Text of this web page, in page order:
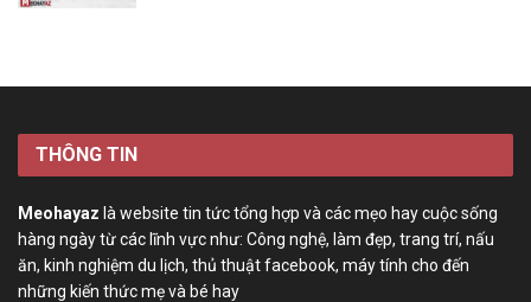
THÔNG TIN
Meohayaz là website tin tức tổng hợp và các mẹo hay cuộc sống
hàng ngày từ các lĩnh vực như: Công nghệ, làm đẹp, trang trí, nấu
ăn, kinh nghiệm du lịch, thủ thuật facebook, máy tính cho đến
những kiến thức mẹ và bé hay